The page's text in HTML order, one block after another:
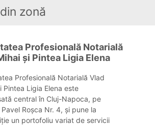
zonă
Profesională Notarială
și Pintea Ligia Elena
Profesională Notarială Vlad
Pintea Ligia Elena este
central în Cluj-Napoca, pe
Roșca Nr. 4, și pune la
un portofoliu variat de servicii